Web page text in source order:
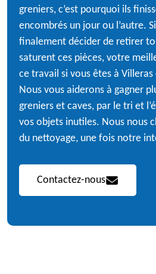
greniers, c’est pourquoi ils
encombrés un jour ou l’autre.
finalement décider de retirer
saturent ces pièces, votre
ce travail si vous êtes à
Nous vous aiderons à gagner
greniers et caves, par le tri et
vos objets inutiles. Nous nous
du nettoyage, une fois notre
Contactez-nous